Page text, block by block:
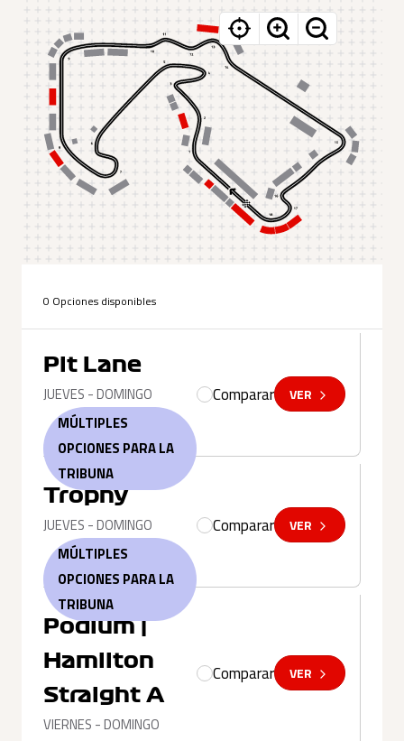
0 Opciones disponibles
Pit Lane
JUEVES - DOMINGO
MÚLTIPLES
OPCIONES PARA LA
TRIBUNA
Comparar VER
Trophy
JUEVES - DOMINGO
MÚLTIPLES
OPCIONES PARA LA
TRIBUNA
Comparar VER
Podium |
Hamilton
Straight A
VIERNES - DOMINGO
Comparar VER